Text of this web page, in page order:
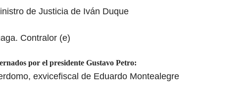
de Justicia de Iván Duque
Contralor (e)
por el presidente Gustavo Petro:
exvicefiscal de Eduardo Montealegre